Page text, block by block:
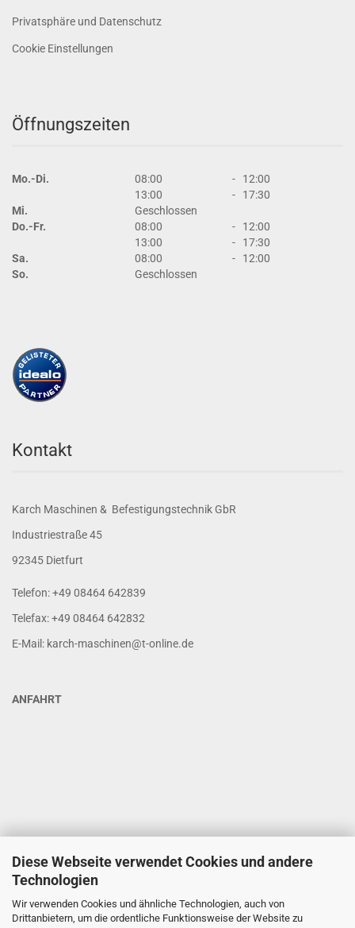
Diese Webseite verwendet Cookies und andere
Technologien
Wir verwenden Cookies und ähnliche Technologien, auch von
Drittanbietern, um die ordentliche Funktionsweise der Website zu
Privatsphäre und Datenschutz
Cookie Einstellungen
Öffnungszeiten
Mo.-Di. 08:00 -
12:00
13:00
-
17:30
Mi.
Geschlossen
Do.-Fr.
08:00 -
12:00
13:00
-
17:30
Sa.
08:00 -
12:00
So.
Geschlossen
Kontakt
Karch Maschinen & Befestigungstechnik GbR
Industriestraße 45
92345 Dietfurt
Telefon: +49 08464 642839
Telefax: +49 08464 642832
E-Mail: karch-maschinen@t-online.de
ANFAHRT